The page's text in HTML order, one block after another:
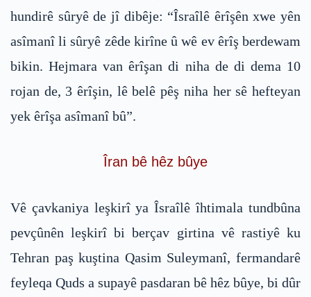
hundirê sûryê de jî dibêje: “Îsraîlê êrîşên xwe yên
asîmanî li sûryê zêde kirîne û wê ev êrîş berdewam
bikin. Hejmara van êrîşan di niha de di dema 10
rojan de, 3 êrîşin, lê belê pêş niha her sê hefteyan
yek êrîşa asîmanî bû”.
Îran bê hêz bûye
Vê çavkaniya leşkirî ya Îsraîlê îhtimala tundbûna
pevçûnên leşkirî bi berçav girtina vê rastiyê ku
Tehran paş kuştina Qasim Suleymanî, fermandarê
feyleqa Quds a supayê pasdaran bê hêz bûye, bi dûr